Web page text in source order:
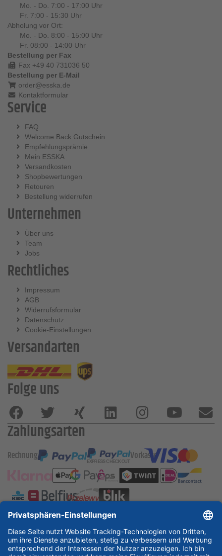
Mo. - Do. 7:00 - 17:00 Uhr
Fr. 7:00 - 15:30 Uhr
Abholung vor Ort:
Mo. - Do. 8:00 - 15:00 Uhr
Fr. 08:00 - 14:00 Uhr
Bestellung per Fax
Fax +49 40 731036 50
Bestellung per E-Mail
order@esska.de
Kontaktformular
Service
FAQ
Welcome Back Gutschein
Empfehlungsprämie
Mein ESSKA
Versandkosten
Shopbewertungen
Retouren
Bestellung widerrufen
Unternehmen
Über uns
Team
Jobs
Rechtliches
Impressum
AGB
Widerrufsformular
Datenschutz
Cookie-Einstellungen
Versandarten
Folge uns
Zahlungsarten
Rechnung Vorkasse
ESSKA International
new
new new